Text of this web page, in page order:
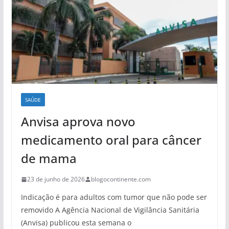
SAÚDE
Anvisa aprova novo
medicamento oral para câncer
de mama
23 de junho de 2026 blogocontinente.com
Indicação é para adultos com tumor que não pode ser
removido A Agência Nacional de Vigilância Sanitária
(Anvisa) publicou esta semana o